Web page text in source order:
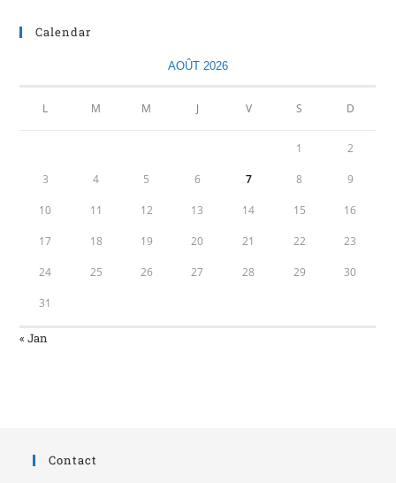
Calendar
AOÛT 2026
L M M J V S D
1 2
3 4 5 6 7 8 9
10 11 12 13 14 15 16
17 18 19 20 21 22 23
24 25 26 27 28 29 30
31
« Jan
Contact